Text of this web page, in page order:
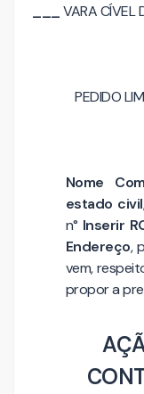
VARA CÍVEL
PEDIDO
Nome
estado civil
n° Inserir
Endereço,
vem,
propor a